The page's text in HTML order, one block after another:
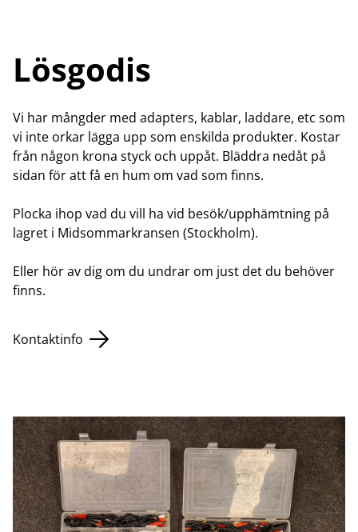
Lösgodis
Vi har mångder med adapters, kablar, laddare, etc som
vi inte orkar lägga upp som enskilda produkter. Kostar
från någon krona styck och uppåt. Bläddra nedåt på
sidan för att få en hum om vad som finns.
Plocka ihop vad du vill ha vid besök/upphämtning på
lagret i Midsommarkransen (Stockholm).
Eller hör av dig om du undrar om just det du behöver
finns.
Kontaktinfo